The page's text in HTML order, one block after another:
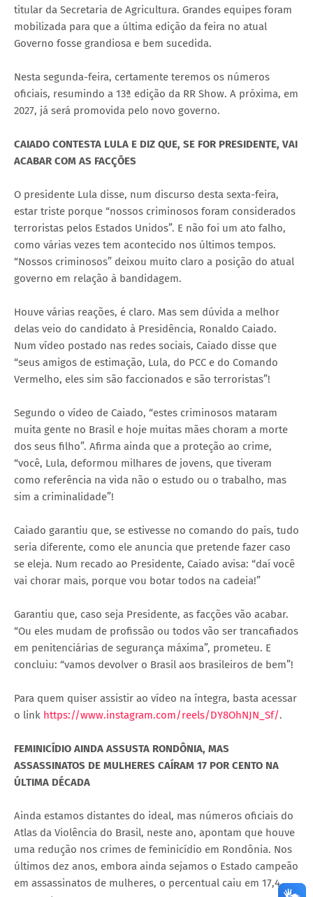
titular da Secretaria de Agricultura. Grandes equipes foram
mobilizada para que a última edição da feira no atual
Governo fosse grandiosa e bem sucedida.
Nesta segunda-feira, certamente teremos os números
oficiais, resumindo a 13ª edição da RR Show. A próxima, em
2027, já será promovida pelo novo governo.
CAIADO CONTESTA LULA E DIZ QUE, SE FOR PRESIDENTE, VAI
ACABAR COM AS FACÇÕES
O presidente Lula disse, num discurso desta sexta-feira,
estar triste porque “nossos criminosos foram considerados
terroristas pelos Estados Unidos”. E não foi um ato falho,
como várias vezes tem acontecido nos últimos tempos.
“Nossos criminosos” deixou muito claro a posição do atual
governo em relação à bandidagem.
Houve várias reações, é claro. Mas sem dúvida a melhor
delas veio do candidato à Presidência, Ronaldo Caiado.
Num vídeo postado nas redes sociais, Caiado disse que
“seus amigos de estimação, Lula, do PCC e do Comando
Vermelho, eles sim são faccionados e são terroristas”!
Segundo o vídeo de Caiado, “estes criminosos mataram
muita gente no Brasil e hoje muitas mães choram a morte
dos seus filho”. Afirma ainda que a proteção ao crime,
“você, Lula, deformou milhares de jovens, que tiveram
como referência na vida não o estudo ou o trabalho, mas
sim a criminalidade”!
Caiado garantiu que, se estivesse no comando do país, tudo
seria diferente, como ele anuncia que pretende fazer caso
se eleja. Num recado ao Presidente, Caiado avisa: “daí você
vai chorar mais, porque vou botar todos na cadeia!”
Garantiu que, caso seja Presidente, as facções vão acabar.
“Ou eles mudam de profissão ou todos vão ser trancafiados
em penitenciárias de segurança máxima”, prometeu. E
concluiu: “vamos devolver o Brasil aos brasileiros de bem”!
Para quem quiser assistir ao vídeo na íntegra, basta acessar
o link https://www.instagram.com/reels/DY8OhNJN_Sf/.
FEMINICÍDIO AINDA ASSUSTA RONDÔNIA, MAS
ASSASSINATOS DE MULHERES CAÍRAM 17 POR CENTO NA
ÚLTIMA DÉCADA
Ainda estamos distantes do ideal, mas números oficiais do
Atlas da Violência do Brasil, neste ano, apontam que houve
uma redução nos crimes de feminicídio em Rondônia. Nos
últimos dez anos, embora ainda sejamos o Estado campeão
em assassinatos de mulheres, o percentual caiu em 17,4